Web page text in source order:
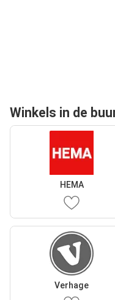
Winkels in de
HEMA
Verhage